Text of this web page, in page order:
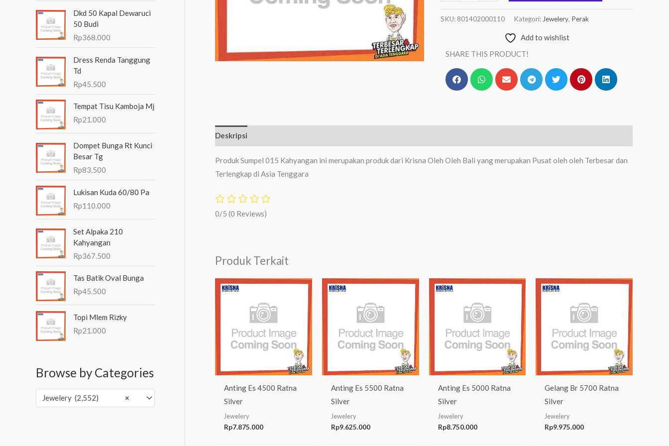
n
u
Dkd 50 Kapal Dewaruci
50 Budi
Rp368.000
Dress Renda Tanggung
Td
Rp45.500
Tempat Tisu Kamboja Mj
Rp21.000
Dompet Bunga Rt Kunci
Besar Tg
Rp83.500
Lukisan Kuda 60/80 Pa
Rp110.000
Set Alpaka 210
Kahyangan
Rp367.500
Tas Batik Oval Bunga
Rp45.500
Topi Mlem Rizky
Rp21.000
Browse by Categories
×
Jewelery (2,552)
SKU: 801402000110 Kategori: Jewelery, Perak
Add to wishlist
SHARE THIS PRODUCT!
Deskripsi
Produk Sumpel 015 Kahyangan ini merupakan produk dari Krisna Oleh Oleh Bali yang merupakan Pusat oleh oleh Terbesar dan
Terlengkap di Asia Tenggara
0/5 (0 Reviews)
Produk Terkait
Anting Es 4500 Ratna
Silver
Jewelery
Rp7.875.000
Anting Es 5500 Ratna
Silver
Jewelery
Rp9.625.000
Anting Es 5000 Ratna
Silver
Jewelery
Rp8.750.000
Gelang Br 5700 Ratna
Silver
Jewelery
Rp9.975.000